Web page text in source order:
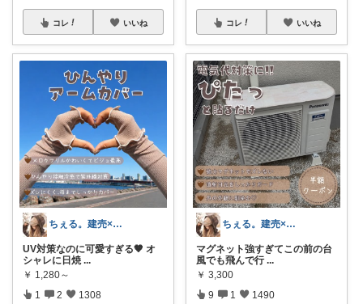
コレ いいね
ちぇる。建売×暖色お家づくり
UV対策なのに可愛すぎる🤎 オ
シャレに日焼 ...
￥ 1,280～
1 2 1308
コレ いいね
ちぇる。建売×暖色お家づくり
マグネット強すぎてこの前の台
風でも飛んで行 ...
￥ 3,300
9 1 1490